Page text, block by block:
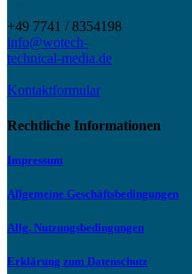
+49 7741 / 8354198
info@wotech-
technical-media.de
Kontaktformular
Rechtliche Informationen
Impressum
Allgemeine Geschäftsbedingungen
Allg. Nutzungsbedingungen
Erklärung zum Datenschutz